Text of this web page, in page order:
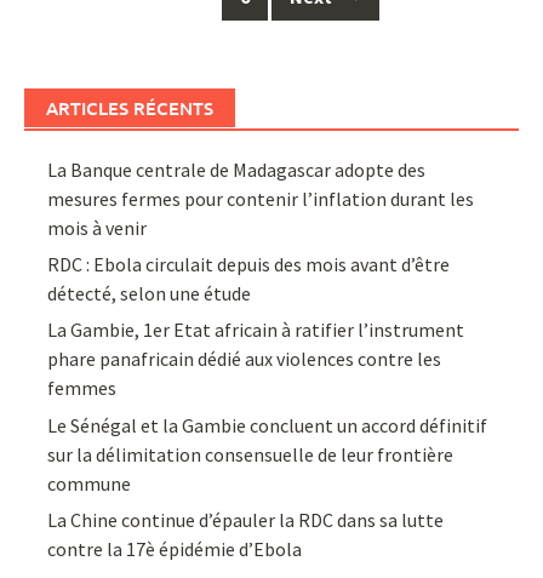
ARTICLES RÉCENTS
La Banque centrale de Madagascar adopte des
mesures fermes pour contenir l’inflation durant les
mois à venir
RDC : Ebola circulait depuis des mois avant d’être
détecté, selon une étude
La Gambie, 1er Etat africain à ratifier l’instrument
phare panafricain dédié aux violences contre les
femmes
Le Sénégal et la Gambie concluent un accord définitif
sur la délimitation consensuelle de leur frontière
commune
La Chine continue d’épauler la RDC dans sa lutte
contre la 17è épidémie d’Ebola